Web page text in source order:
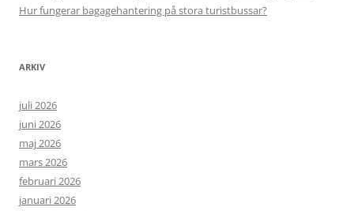
Hur fungerar bagagehantering på stora turistbussar?
ARKIV
juli 2026
juni 2026
maj 2026
mars 2026
februari 2026
januari 2026